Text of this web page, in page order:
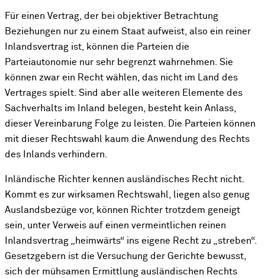
Für einen Vertrag, der bei objektiver Betrachtung
Beziehungen nur zu einem Staat aufweist, also ein reiner
Inlandsvertrag ist, können die Parteien die
Parteiautonomie nur sehr begrenzt wahrnehmen. Sie
können zwar ein Recht wählen, das nicht im Land des
Vertrages spielt. Sind aber alle weiteren Elemente des
Sachverhalts im Inland belegen, besteht kein Anlass,
dieser Vereinbarung Folge zu leisten. Die Parteien können
mit dieser Rechtswahl kaum die Anwendung des Rechts
des Inlands verhindern.
Inländische Richter kennen ausländisches Recht nicht.
Kommt es zur wirksamen Rechtswahl, liegen also genug
Auslandsbezüge vor, können Richter trotzdem geneigt
sein, unter Verweis auf einen vermeintlichen reinen
Inlandsvertrag „heimwärts“ ins eigene Recht zu „streben“.
Gesetzgebern ist die Versuchung der Gerichte bewusst,
sich der mühsamen Ermittlung ausländischen Rechts